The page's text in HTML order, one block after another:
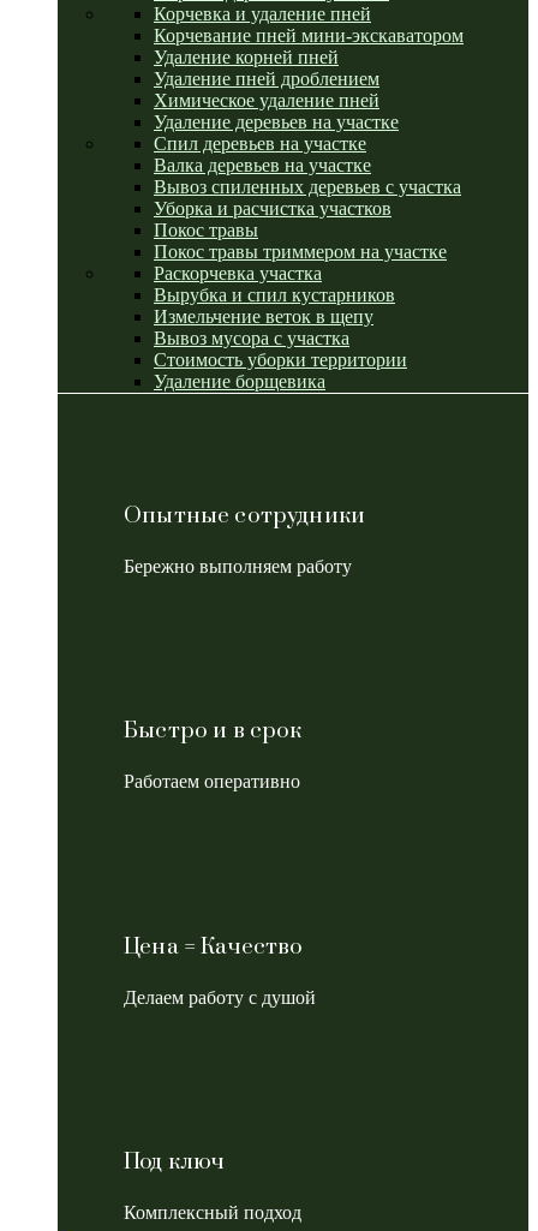
Корчевка и удаление пней
Корчевание пней мини-экскаватором
Удаление корней пней
Удаление пней дроблением
Химическое удаление пней
Удаление деревьев на участке
Спил деревьев на участке
Валка деревьев на участке
Вывоз спиленных деревьев с участка
Уборка и расчистка участков
Покос травы
Покос травы триммером на участке
Раскорчевка участка
Вырубка и спил кустарников
Измельчение веток в щепу
Вывоз мусора с участка
Стоимость уборки территории
Удаление борщевика
Опытные сотрудники
Бережно выполняем работу
Быстро и в срок
Работаем оперативно
Цена = Качество
Делаем работу с душой
Под ключ
Комплексный подход